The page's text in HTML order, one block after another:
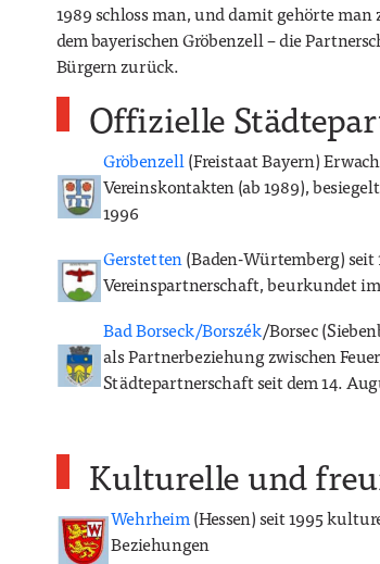
1989 schloss man, und damit gehörte
dem bayerischen Gröbenzell – die
Bürgern zurück.
Offizielle
Gröbenzell (Freistaat Bayern)
Vereinskontakten (ab 1989),
1996
Gerstetten (Baden-Würtemberg)
Vereinspartnerschaft, beurkundet im
Bad Borseck/Borszék/Borsec
als Partnerbeziehung zwischen
Städtepartnerschaft seit dem 14.
Kulturelle und
Wehrheim (Hessen) seit 1995
Beziehungen